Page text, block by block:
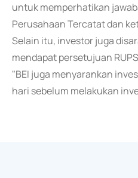
untuk memperhatikan
Perusahaan Tercatat dan
Selain itu, investor juga
mendapat persetujuan
"BEI juga menyarankan
hari sebelum melakukan